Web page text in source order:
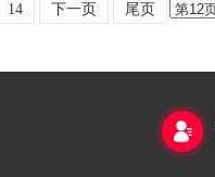
14 下一页 尾页
